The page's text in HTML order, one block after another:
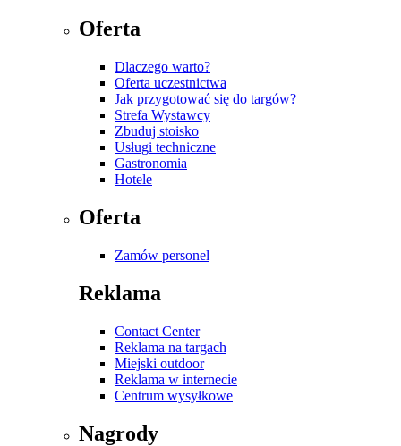
Oferta
Dlaczego warto?
Oferta uczestnictwa
Jak przygotować się do targów?
Strefa Wystawcy
Zbuduj stoisko
Usługi techniczne
Gastronomia
Hotele
Oferta
Zamów personel
Reklama
Contact Center
Reklama na targach
Miejski outdoor
Reklama w internecie
Centrum wysyłkowe
Nagrody